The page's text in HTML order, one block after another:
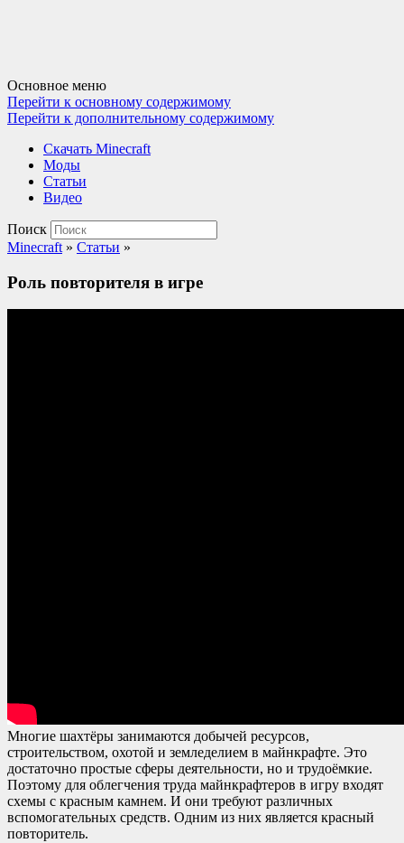
Основное меню
Перейти к основному содержимому
Перейти к дополнительному содержимому
Cкачать Minecraft
Моды
Статьи
Видео
Поиск
Minecraft » Статьи »
Роль повторителя в игре
Многие шахтёры занимаются добычей ресурсов,
строительством, охотой и земледелием в майнкрафте. Это
достаточно простые сферы деятельности, но и трудоёмкие.
Поэтому для облегчения труда майнкрафтеров в игру входят
схемы с красным камнем. И они требуют различных
вспомогательных средств. Одним из них является красный
повторитель.